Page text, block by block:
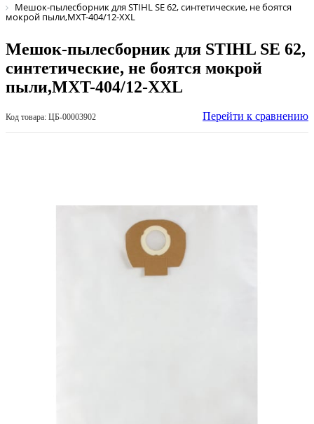
Мешок-пылесборник для STIHL SE 62, синтетические, не боятся
мокрой пыли,MXT-404/12-XXL
Мешок-пылесборник для STIHL SE 62,
синтетические, не боятся мокрой
пыли,MXT-404/12-XXL
Код товара: ЦБ-00003902 Перейти к сравнению